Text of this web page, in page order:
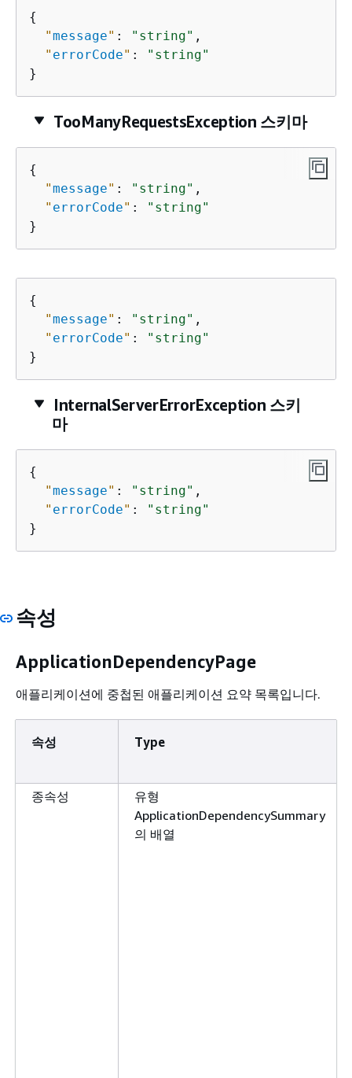
{
"message" : "string" ,
" errorCode" :
"string"
}
TooManyRequestsException 스키마
{
"message" : "string" ,
" errorCode" :
"string"
}
{
"message" : "string" ,
" errorCode" :
"string"
}
InternalServerErrorException 스키
마
{
"message" : "string" ,
" errorCode" :
"string"
}
속성
ApplicationDependencyPage
애플리케이션에 중첩된 애플리케이션 요약 목록입니다.
속성 Type
종속성
유형
ApplicationDependencySummary
의 배열